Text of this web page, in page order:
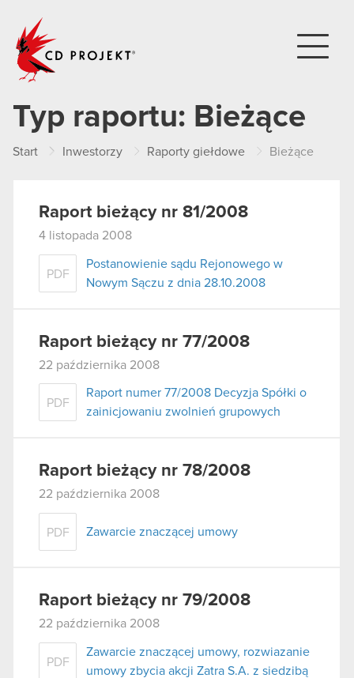
Typ raportu: Bieżące
Start Inwestorzy Raporty giełdowe Bieżące
Raport bieżący nr 81/2008
4 listopada 2008
PDF
Postanowienie sądu Rejonowego w
Nowym Sączu z dnia 28.10.2008
Raport bieżący nr 77/2008
22 października 2008
PDF
Raport numer 77/2008 Decyzja Spółki o
zainicjowaniu zwolnień grupowych
Raport bieżący nr 78/2008
22 października 2008
PDF Zawarcie znaczącej umowy
Raport bieżący nr 79/2008
22 października 2008
PDF
Zawarcie znaczącej umowy, rozwiazanie
umowy zbycia akcji Zatra S.A. z siedzibą